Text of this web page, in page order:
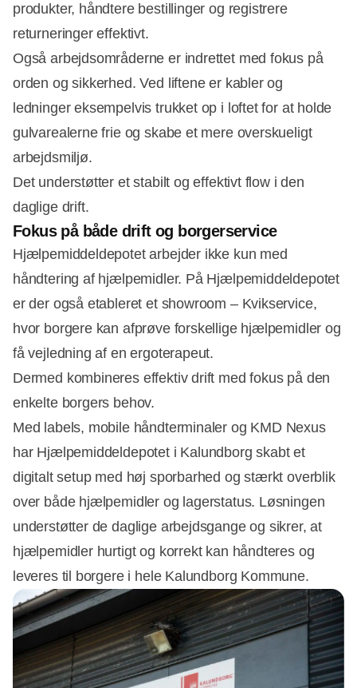
produkter, håndtere bestillinger og registrere
returneringer effektivt.
Også arbejdsområderne er indrettet med fokus på
orden og sikkerhed. Ved liftene er kabler og
ledninger eksempelvis trukket op i loftet for at holde
gulvarealerne frie og skabe et mere overskueligt
arbejdsmiljø.
Det understøtter et stabilt og effektivt flow i den
daglige drift.
Fokus på både drift og borgerservice
Hjælpemiddeldepotet arbejder ikke kun med
håndtering af hjælpemidler. På Hjælpemiddeldepotet
er der også etableret et showroom – Kvikservice,
hvor borgere kan afprøve forskellige hjælpemidler og
få vejledning af en ergoterapeut.
Dermed kombineres effektiv drift med fokus på den
enkelte borgers behov.
Med labels, mobile håndterminaler og KMD Nexus
har Hjælpemiddeldepotet i Kalundborg skabt et
digitalt setup med høj sporbarhed og stærkt overblik
over både hjælpemidler og lagerstatus. Løsningen
understøtter de daglige arbejdsgange og sikrer, at
hjælpemidler hurtigt og korrekt kan håndteres og
leveres til borgere i hele Kalundborg Kommune.